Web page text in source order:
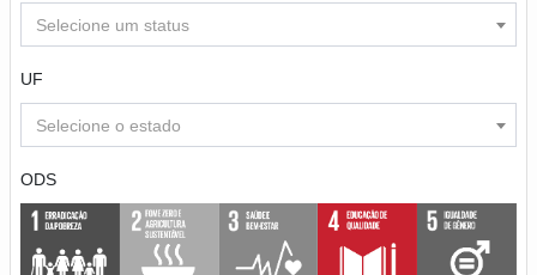
Selecione um status
UF
Selecione o estado
ODS